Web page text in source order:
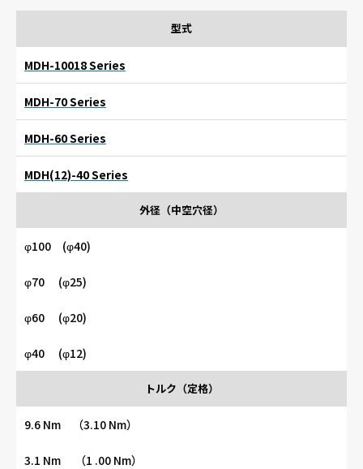
型式
外径（中空穴径）
トルク（定格）
MDH-10018 Series
φ100 (φ40)
9.6 Nm （3.10 Nm）
MDH-70 Series
φ70 (φ25)
3.1 Nm （1 .00 Nm）
MDH-60 Series
φ60 (φ20)
MDH(12)-40 Series
φ40 (φ12)